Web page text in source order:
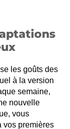
les goûts des
à la version
semaine,
nouvelle
vous
vos premières